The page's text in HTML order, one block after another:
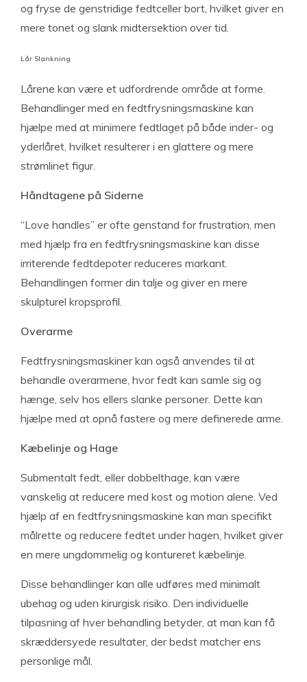
og fryse de genstridige fedtceller bort, hvilket giver en
mere tonet og slank midtersektion over tid.
Lår Slankning
Lårene kan være et udfordrende område at forme.
Behandlinger med en fedtfrysningsmaskine kan
hjælpe med at minimere fedtlaget på både inder- og
yderlåret, hvilket resulterer i en glattere og mere
strømlinet figur.
Håndtagene på Siderne
“Love handles” er ofte genstand for frustration, men
med hjælp fra en fedtfrysningsmaskine kan disse
irriterende fedtdepoter reduceres markant.
Behandlingen former din talje og giver en mere
skulpturel kropsprofil.
Overarme
Fedtfrysningsmaskiner kan også anvendes til at
behandle overarmene, hvor fedt kan samle sig og
hænge, selv hos ellers slanke personer. Dette kan
hjælpe med at opnå fastere og mere definerede arme.
Kæbelinje og Hage
Submentalt fedt, eller dobbelthage, kan være
vanskelig at reducere med kost og motion alene. Ved
hjælp af en fedtfrysningsmaskine kan man specifikt
målrette og reducere fedtet under hagen, hvilket giver
en mere ungdommelig og kontureret kæbelinje.
Disse behandlinger kan alle udføres med minimalt
ubehag og uden kirurgisk risiko. Den individuelle
tilpasning af hver behandling betyder, at man kan få
skræddersyede resultater, der bedst matcher ens
personlige mål.